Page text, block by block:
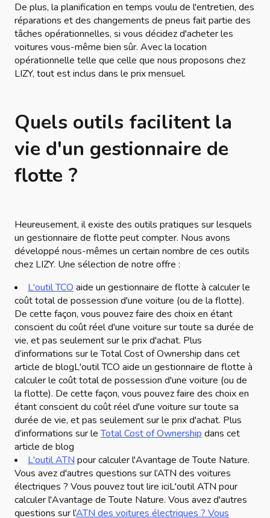
De plus, la planification en temps voulu de l'entretien, des
réparations et des changements de pneus fait partie des
tâches opérationnelles, si vous décidez d'acheter les
voitures vous-même bien sûr. Avec la location
opérationnelle telle que celle que nous proposons chez
LIZY, tout est inclus dans le prix mensuel.
Quels outils facilitent la
vie d'un gestionnaire de
flotte ?
Heureusement, il existe des outils pratiques sur lesquels
un gestionnaire de flotte peut compter. Nous avons
développé nous-mêmes un certain nombre de ces outils
chez LIZY. Une sélection de notre offre :
L'outil TCO aide un gestionnaire de flotte à calculer le
coût total de possession d'une voiture (ou de la flotte).
De cette façon, vous pouvez faire des choix en étant
conscient du coût réel d'une voiture sur toute sa durée de
vie, et pas seulement sur le prix d'achat. Plus
d’informations sur le Total Cost of Ownership dans cet
article de blogL'outil TCO aide un gestionnaire de flotte à
calculer le coût total de possession d'une voiture (ou de
la flotte). De cette façon, vous pouvez faire des choix en
étant conscient du coût réel d'une voiture sur toute sa
durée de vie, et pas seulement sur le prix d'achat. Plus
d’informations sur leTotal Cost of Ownership dans cet
article de blog
L'outil ATN pour calculer l'Avantage de Toute Nature.
Vous avez d'autres questions sur l’ATN des voitures
électriques ? Vous pouvez tout lire iciL'outil ATN pour
calculer l'Avantage de Toute Nature. Vous avez d'autres
questions sur l’ATN des voitures électriques ? Vous